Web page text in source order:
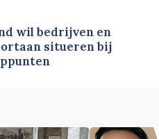
wil bedrijven en
situeren bij